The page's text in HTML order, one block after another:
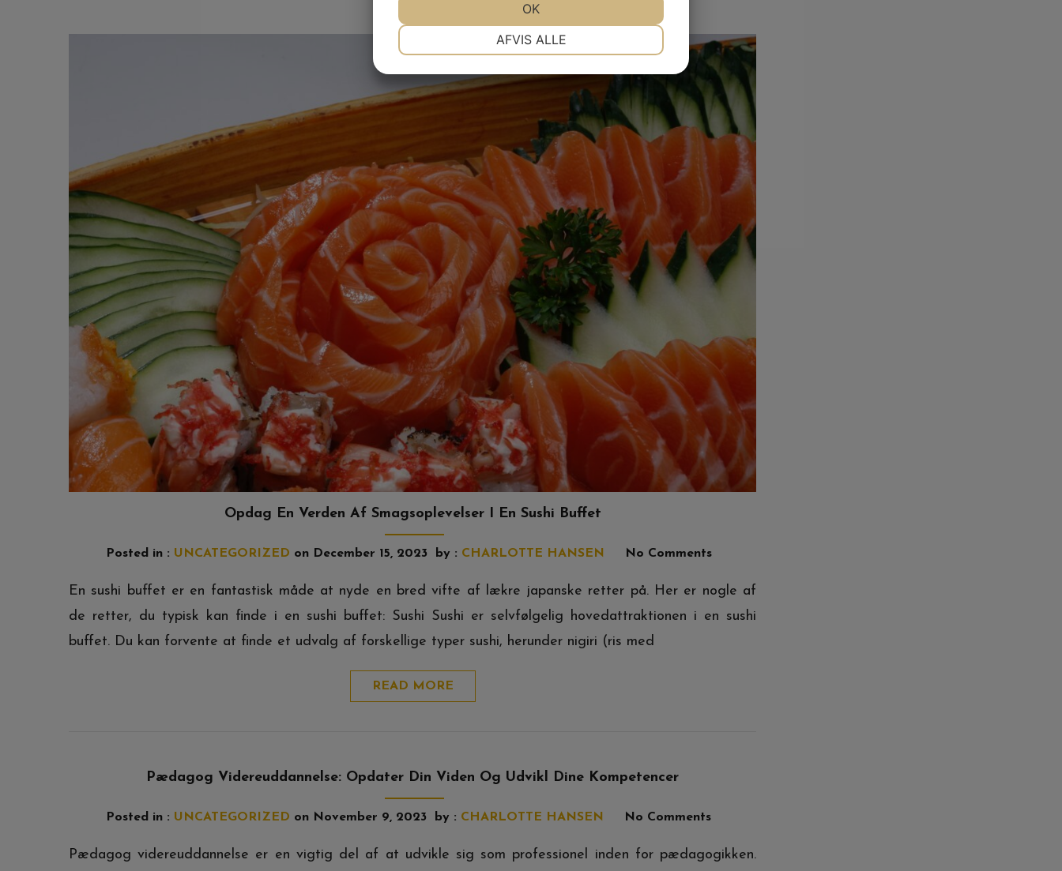
Opdag En Verden Af Smagsoplevelser I En Sushi Buffet
Posted in : UNCATEGORIZED on December 15, 2023 by : CHARLOTTE HANSEN No Comments
En sushi buffet er en fantastisk måde at nyde en bred vifte af lækre japanske retter på. Her er nogle af
de retter, du typisk kan finde i en sushi buffet: Sushi Sushi er selvfølgelig hovedattraktionen i en sushi
buffet. Du kan forvente at finde et udvalg af forskellige typer sushi, herunder nigiri (ris med
READ MORE
Pædagog Videreuddannelse: Opdater Din Viden Og Udvikl Dine Kompetencer
Posted in : UNCATEGORIZED on November 9, 2023 by : CHARLOTTE HANSEN No Comments
Pædagog videreuddannelse er en vigtig del af at udvikle sig som professionel inden for pædagogikken.
MARKETING STATISTIK
AFVIS ALLE
OK